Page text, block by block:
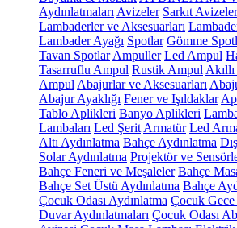
Aydınlatmaları Avizeler Sarkıt Avizeler
Lambaderler ve Aksesuarları
Lambader Ayağı Spotlar Gömme
Tavan Spotlar Ampuller Led Ampul
Tasarruflu Ampul Rustik Ampul
Ampul Abajurlar ve Aksesuarları
Abajur Ayaklığı Fener ve Işıldaklar
Tablo Aplikleri Banyo Aplikleri
Lambaları Led Şerit Armatür Led
Altı Aydınlatma Bahçe Aydınlatma
Solar Aydınlatma Projektör ve
Bahçe Feneri ve Meşaleler Bahçe
Bahçe Set Üstü Aydınlatma Bahçe
Çocuk Odası Aydınlatma Çocuk Gece
Duvar Aydınlatmaları Çocuk Odası